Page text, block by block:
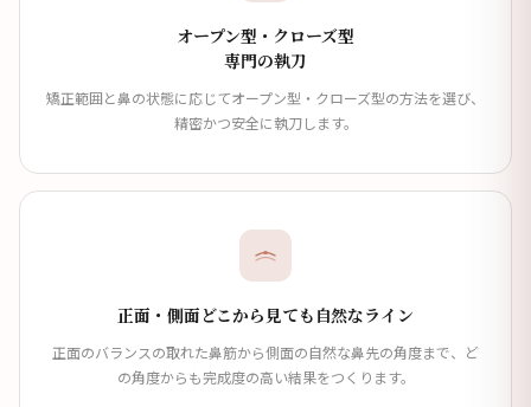
オープン型・クローズ型
専門の執刀
矯正範囲と鼻の状態に応じてオープン型・クローズ型の方法を選び、
精密かつ安全に執刀します。
正面・側面どこから見ても自然なライン
正面のバランスの取れた鼻筋から側面の自然な鼻先の角度まで、ど
の角度からも完成度の高い結果をつくります。